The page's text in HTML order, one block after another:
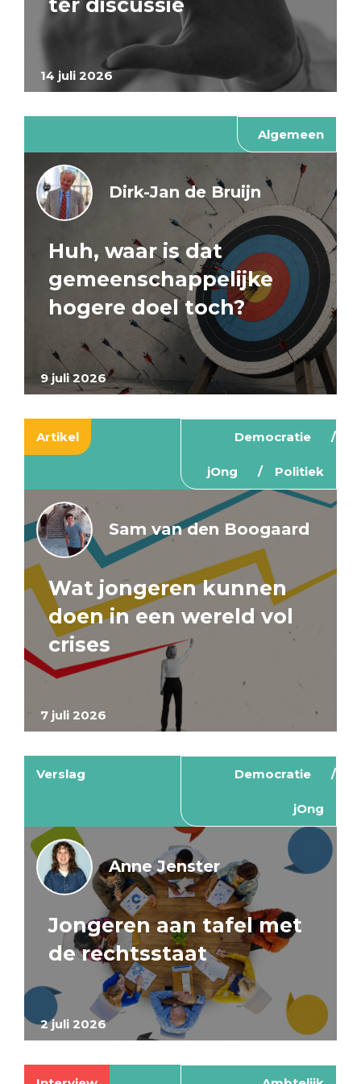
14 juli 2026
ter discussie
Algemeen
9 juli 2026
Dirk-Jan de Bruijn
Huh, waar is dat
gemeenschappelijke
hogere doel toch?
Artikel Democratie
jOng Politiek
7 juli 2026
Sam van den Boogaard
Wat jongeren kunnen
doen in een wereld vol
crises
Verslag Democratie
jOng
2 juli 2026
Anne Jenster
Jongeren aan tafel met
de rechtsstaat